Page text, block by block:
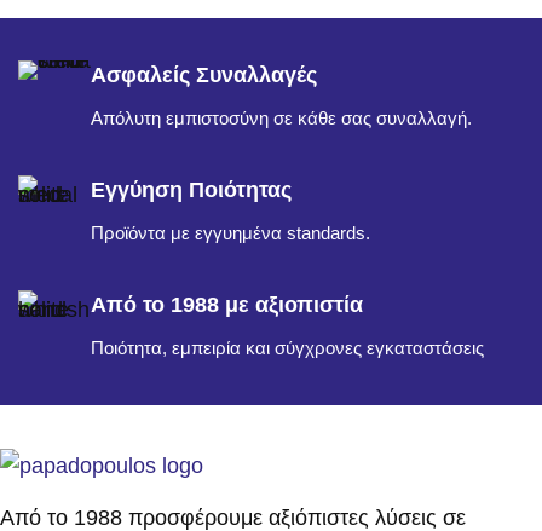
Ασφαλείς Συναλλαγές
Απόλυτη εμπιστοσύνη σε κάθε σας συναλλαγή.
Εγγύηση Ποιότητας
Προϊόντα με εγγυημένα standards.
Από το 1988 με αξιοπιστία
Ποιότητα, εμπειρία και σύγχρονες εγκαταστάσεις
Από το 1988 προσφέρουμε αξιόπιστες λύσεις σε